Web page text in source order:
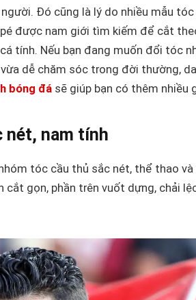
Đó cũng là lý do nhiều mẫu tóc
được nam giới tìm kiếm để cắt
tính. Nếu bạn đang muốn đổi tóc
dễ chăm sóc trong đời thường,
bóng đá sẽ giúp bạn có thêm nhiều
nét, nam tính
tóc cầu thủ sắc nét, thể thao và
cắt gọn, phần trên vuốt dựng, chải